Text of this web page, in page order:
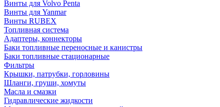
Винты для Volvo Penta
Винты для Yanmar
Винты RUBEX
Топливная система
Адаптеры, коннекторы
Баки топливные переносные и канистры
Баки топливные стационарные
Фильтры
Крышки, патрубки, горловины
Шланги, груши, хомуты
Масла и смазки
Гидравлические жидкости